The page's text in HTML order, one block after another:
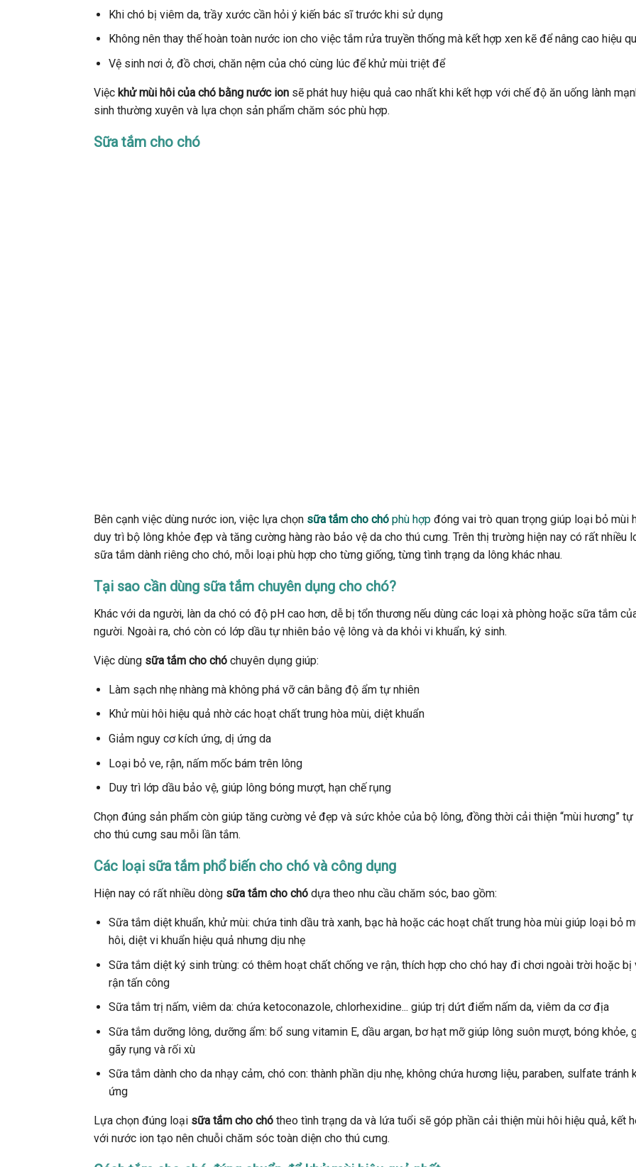
Khi chó bị viêm da, trầy xước cần hỏi ý kiến bác sĩ trước khi sử dụng
Không nên thay thế hoàn toàn nước ion cho việc tắm rửa truyền thống mà kết hợp xen kẽ để nâng cao hiệu
Vệ sinh nơi ở, đồ chơi, chăn nệm của chó cùng lúc để khử mùi triệt để
Việc khử mùi hôi của chó bằng nước ion sẽ phát huy hiệu quả cao nhất khi kết hợp với chế độ ăn uống lành
sinh thường xuyên và lựa chọn sản phẩm chăm sóc phù hợp.
Sữa tắm cho chó
Bên cạnh việc dùng nước ion, việc lựa chọn sữa tắm cho chó phù hợp đóng vai trò quan trọng giúp loại bỏ mùi
duy trì bộ lông khỏe đẹp và tăng cường hàng rào bảo vệ da cho thú cưng. Trên thị trường hiện nay có rất nhiều
sữa tắm dành riêng cho chó, mỗi loại phù hợp cho từng giống, từng tình trạng da lông khác nhau.
Tại sao cần dùng sữa tắm chuyên dụng cho chó?
Khác với da người, làn da chó có độ pH cao hơn, dễ bị tổn thương nếu dùng các loại xà phòng hoặc sữa tắm
người. Ngoài ra, chó còn có lớp dầu tự nhiên bảo vệ lông và da khỏi vi khuẩn, ký sinh.
Việc dùng sữa tắm cho chó chuyên dụng giúp:
Làm sạch nhẹ nhàng mà không phá vỡ cân bằng độ ẩm tự nhiên
Khử mùi hôi hiệu quả nhờ các hoạt chất trung hòa mùi, diệt khuẩn
Giảm nguy cơ kích ứng, dị ứng da
Loại bỏ ve, rận, nấm mốc bám trên lông
Duy trì lớp dầu bảo vệ, giúp lông bóng mượt, hạn chế rụng
Chọn đúng sản phẩm còn giúp tăng cường vẻ đẹp và sức khỏe của bộ lông, đồng thời cải thiện “mùi hương” tự
cho thú cưng sau mỗi lần tắm.
Các loại sữa tắm phổ biến cho chó và công dụng
Hiện nay có rất nhiều dòng sữa tắm cho chó dựa theo nhu cầu chăm sóc, bao gồm:
Sữa tắm diệt khuẩn, khử mùi: chứa tinh dầu trà xanh, bạc hà hoặc các hoạt chất trung hòa mùi giúp loại bỏ
hôi, diệt vi khuẩn hiệu quả nhưng dịu nhẹ
Sữa tắm diệt ký sinh trùng: có thêm hoạt chất chống ve rận, thích hợp cho chó hay đi chơi ngoài trời hoặc bị
rận tấn công
Sữa tắm trị nấm, viêm da: chứa ketoconazole, chlorhexidine... giúp trị dứt điểm nấm da, viêm da cơ địa
Sữa tắm dưỡng lông, dưỡng ẩm: bổ sung vitamin E, dầu argan, bơ hạt mỡ giúp lông suôn mượt, bóng khỏe,
gãy rụng và rối xù
Sữa tắm dành cho da nhạy cảm, chó con: thành phần dịu nhẹ, không chứa hương liệu, paraben, sulfate tránh
ứng
Lựa chọn đúng loại sữa tắm cho chó theo tình trạng da và lứa tuổi sẽ góp phần cải thiện mùi hôi hiệu quả, kết
với nước ion tạo nên chuỗi chăm sóc toàn diện cho thú cưng.